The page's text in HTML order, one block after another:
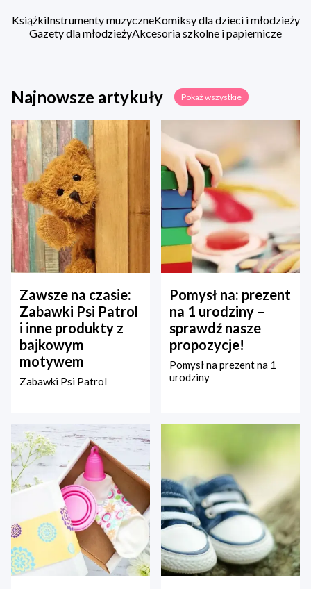
KsiążkiInstrumenty muzyczneKomiksy dla dzieci i młodzieży
Gazety dla młodzieżyAkcesoria szkolne i papiernicze
Najnowsze artykuły Pokaż wszystkie
Zawsze na czasie:
Zabawki Psi Patrol
i inne produkty z
bajkowym
motywem
Zabawki Psi Patrol
Pomysł na: prezent
na 1 urodziny –
sprawdź nasze
propozycje!
Pomysł na prezent na 1
urodziny